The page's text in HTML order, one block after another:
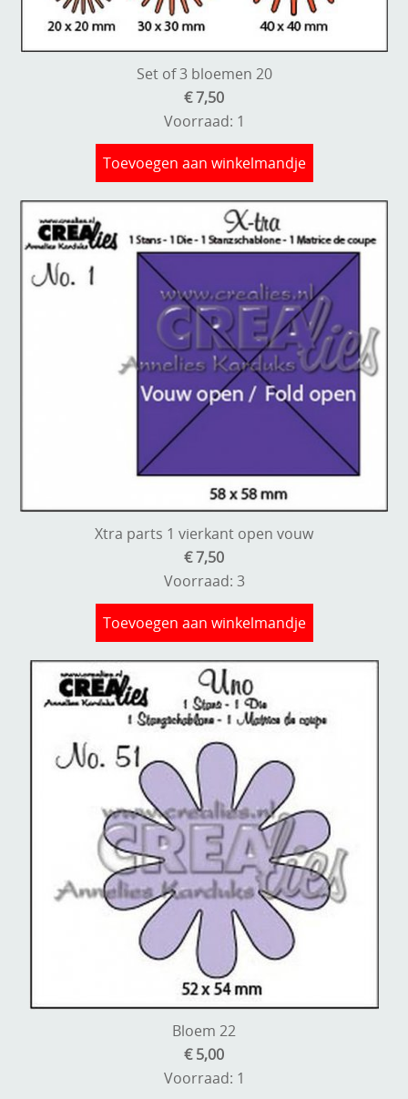
Set of 3 bloemen 20
€ 7,50
Voorraad: 1
Toevoegen aan winkelmandje
Xtra parts 1 vierkant open vouw
€ 7,50
Voorraad: 3
Toevoegen aan winkelmandje
Bloem 22
€ 5,00
Voorraad: 1